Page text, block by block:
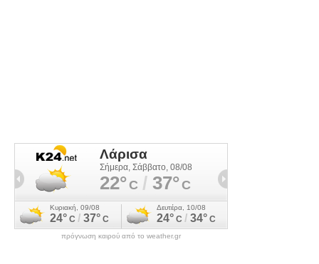
πρόγνωση καιρού από το weather.gr